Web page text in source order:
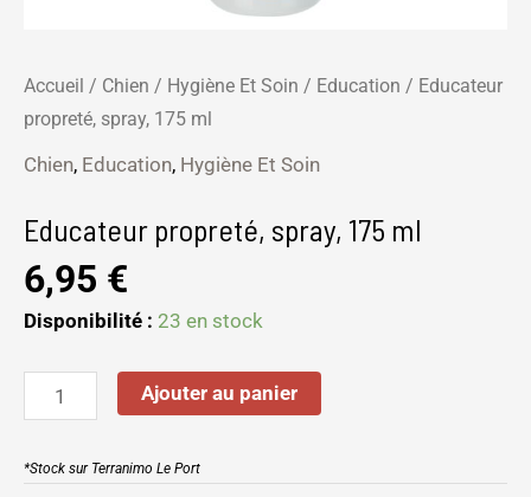
Accueil / Chien / Hygiène Et Soin / Education / Educateur
propreté, spray, 175 ml
Chien, Education, Hygiène Et Soin
Educateur propreté, spray, 175 ml
6,95 €
Disponibilité : 23 en stock
Ajouter au panier
*Stock sur Terranimo Le Port